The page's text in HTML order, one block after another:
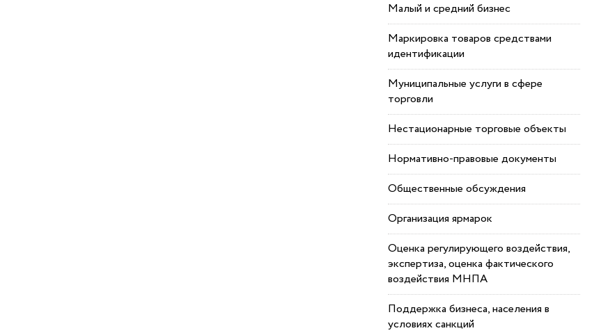
Малый и средний бизнес
Маркировка товаров средствами
идентификации
Муниципальные услуги в сфере
торговли
Нестационарные торговые объекты
Нормативно-правовые документы
Общественные обсуждения
Организация ярмарок
Оценка регулирующего воздействия,
экспертиза, оценка фактического
воздействия МНПА
Поддержка бизнеса, населения в
условиях санкций